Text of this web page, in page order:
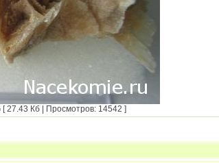
27.43 Кб | Просмотров: 14542 ]